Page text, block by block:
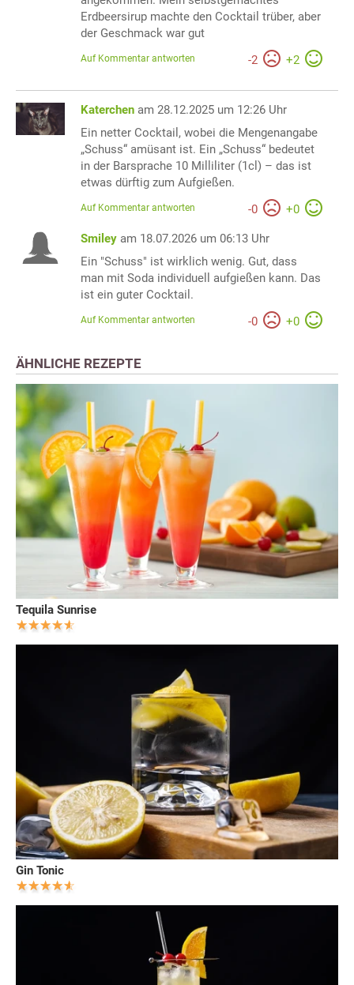
Erdbeersirup machte den Cocktail trüber, aber
der Geschmack war gut
-2 +2
Auf Kommentar antworten
Katerchen am 28.12.2025 um 12:26 Uhr
Ein netter Cocktail, wobei die Mengenangabe
„Schuss“ amüsant ist. Ein „Schuss“ bedeutet
in der Barsprache 10 Milliliter (1cl) – das ist
etwas dürftig zum Aufgießen.
-0 +0
Auf Kommentar antworten
Smiley am 18.07.2026 um 06:13 Uhr
Ein "Schuss" ist wirklich wenig. Gut, dass
man mit Soda individuell aufgießen kann. Das
ist ein guter Cocktail.
-0 +0
Auf Kommentar antworten
ÄHNLICHE REZEPTE
Tequila Sunrise
Gin Tonic